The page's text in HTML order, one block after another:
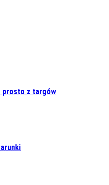
prosto z targów